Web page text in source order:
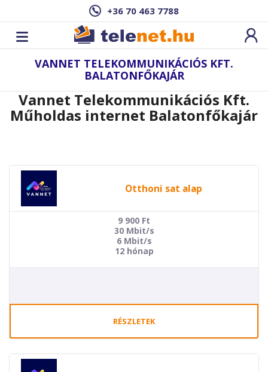
+36 70 463 7788
VANNET TELEKOMMUNIKÁCIÓS KFT.
BALATONFŐKAJÁR
Vannet Telekommunikációs Kft.
Műholdas internet Balatonfőkajár
Otthoni sat alap
9 900 Ft
30 Mbit/s
6 Mbit/s
12 hónap
RÉSZLETEK